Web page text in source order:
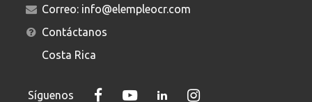
Correo: info@elempleocr.com
Contáctanos
Costa Rica
Síguenos